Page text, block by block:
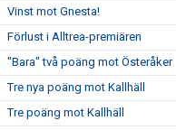
Vinst mot Gnesta!
Förlust i Alltrea-premiären
"Bara" två poäng mot Österåker
Tre nya poäng mot Kallhäll
Tre poäng mot Kallhäll